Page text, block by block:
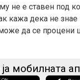
не е ставен под
кажа дека не знае
да се процени
мобилната